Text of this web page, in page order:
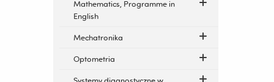
Mathematics, Programme in
English
Mechatronika
Optometria